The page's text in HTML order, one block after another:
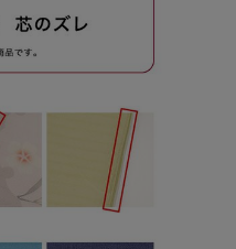
ます。(当店送料負担)